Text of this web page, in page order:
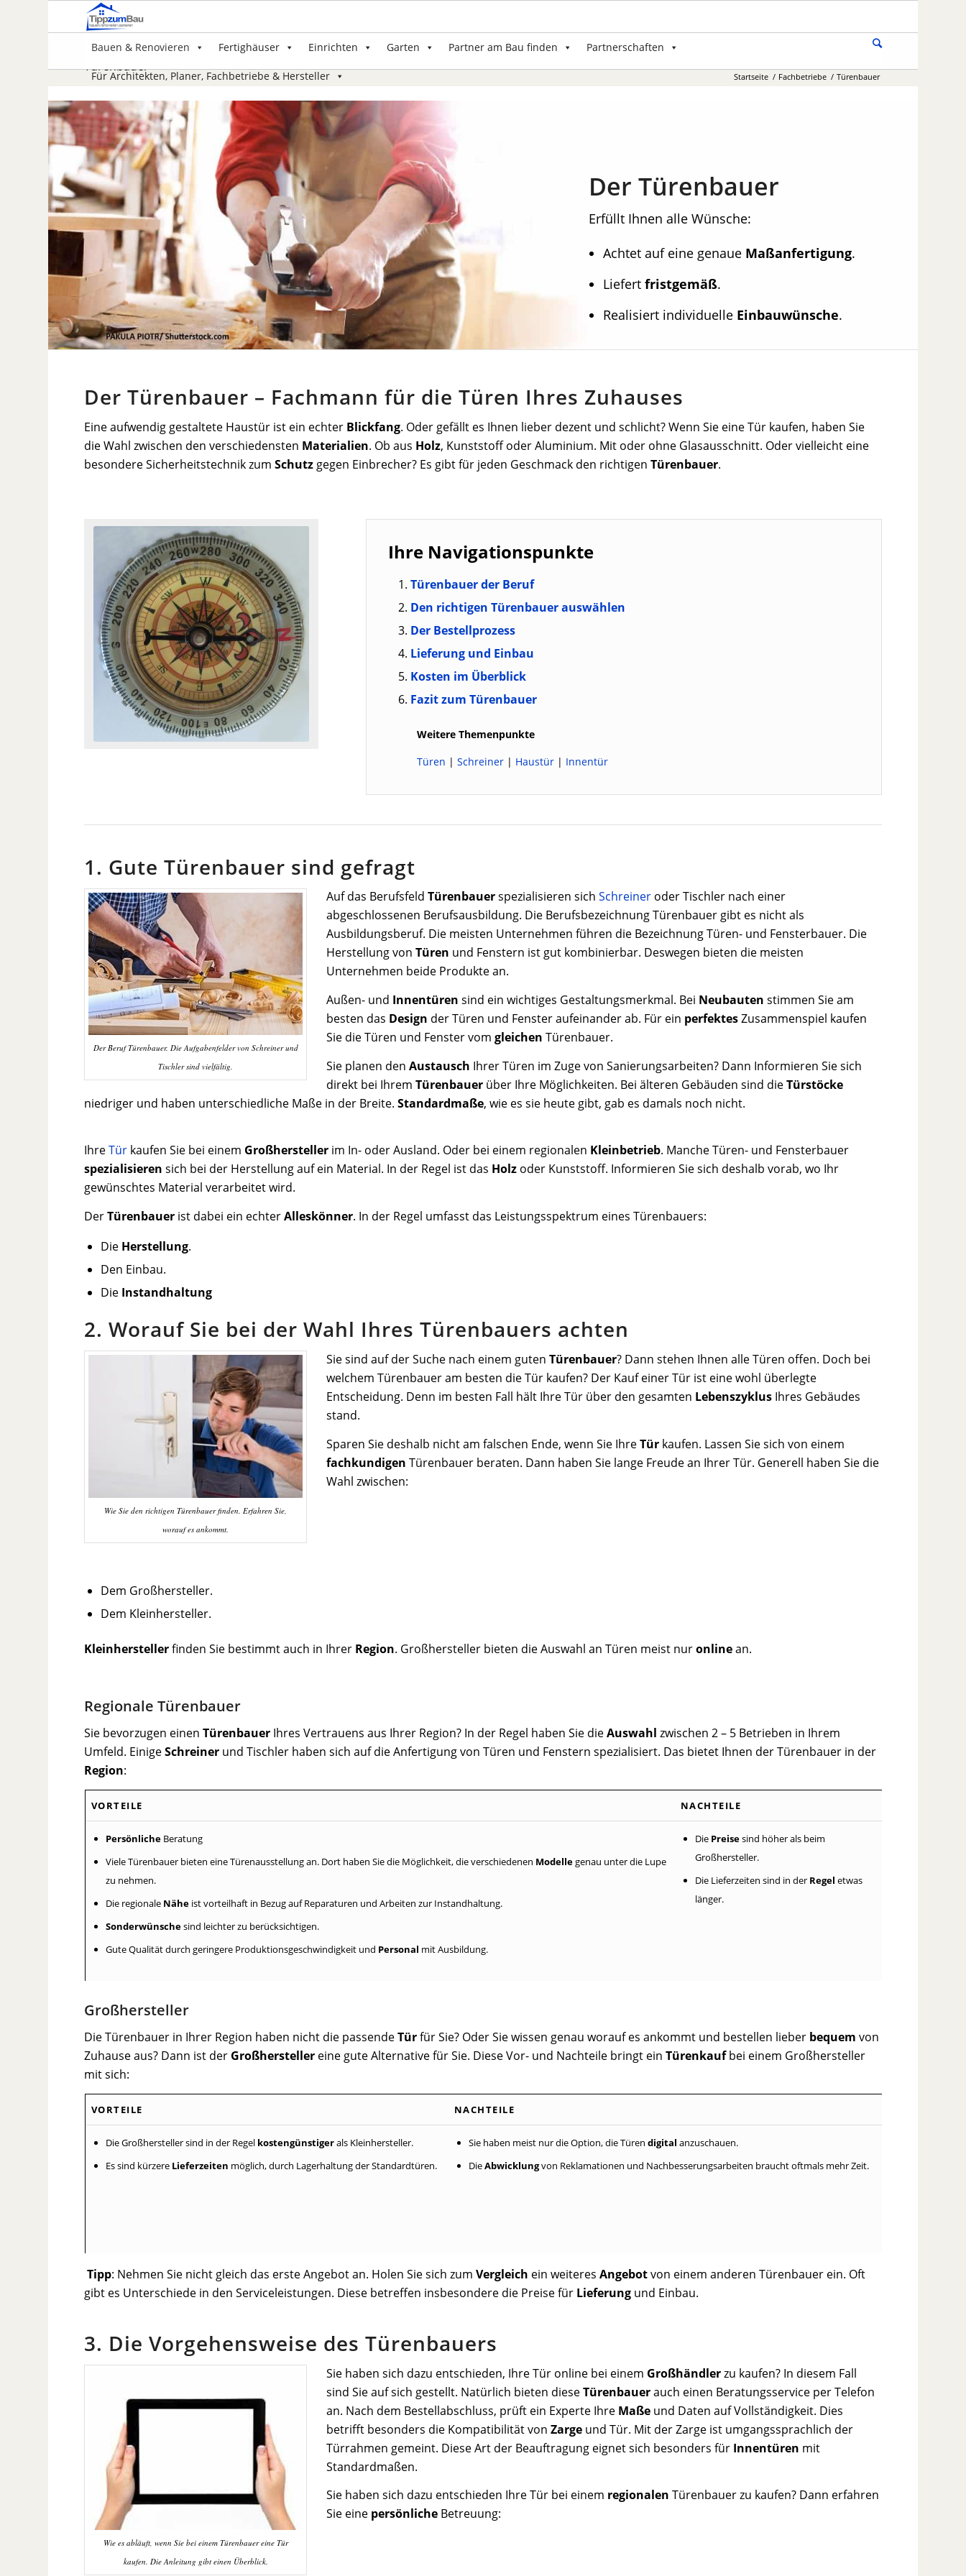
Bauen & Renovieren Fertighäuser Einrichten Garten Partner am Bau finden Partnerschaften
Für Architekten, Planer, Fachbetriebe & Hersteller
Türenbauer
Startseite / Fachbetriebe / Türenbauer
Der Türenbauer
Erfüllt Ihnen alle Wünsche:
Achtet auf eine genaue Maßanfertigung.
Liefert fristgemäß.
Realisiert individuelle Einbauwünsche.
Der Türenbauer – Fachmann für die Türen Ihres Zuhauses
Eine aufwendig gestaltete Haustür ist ein echter Blickfang. Oder gefällt es Ihnen lieber dezent und schlicht? Wenn Sie eine Tür kaufen, haben Sie
die Wahl zwischen den verschiedensten Materialien. Ob aus Holz, Kunststoff oder Aluminium. Mit oder ohne Glasausschnitt. Oder vielleicht eine
besondere Sicherheitstechnik zumSchutz gegen Einbrecher? Es gibt für jeden Geschmack den richtigenTürenbauer.
Ihre Navigationspunkte
Türenbauer der Beruf
Den richtigen Türenbauer auswählen
Der Bestellprozess
Lieferung und Einbau
Kosten im Überblick
Fazit zum Türenbauer
Weitere Themenpunkte
Türen |Schreiner | Haustür | Innentür
1. Gute Türenbauer sind gefragt
Der Beruf Türenbauer. Die Aufgabenfelder von Schreiner und
Tischler sind vielfältig.
Auf das BerufsfeldTürenbauerspezialisieren sichSchreiner oder Tischler nach einer
abgeschlossenen Berufsausbildung. Die Berufsbezeichnung Türenbauer gibt es nicht als
Ausbildungsberuf. Die meisten Unternehmen führen die Bezeichnung Türen- und Fensterbauer. Die
Herstellung vonTüren und Fenstern ist gut kombinierbar. Deswegen bieten die meisten
Unternehmen beide Produkte an.
Außen- und Innentüren sind ein wichtiges Gestaltungsmerkmal. Bei Neubauten stimmen Sie am
besten das Design der Türen und Fenster aufeinander ab. Für ein perfektesZusammenspiel kaufen
Sie die Türen und Fenster vomgleichen Türenbauer.
Sie planen denAustausch Ihrer Türen im Zuge von Sanierungsarbeiten? Dann Informieren Sie sich
direkt bei IhremTürenbauer über Ihre Möglichkeiten. Bei älteren Gebäuden sind dieTürstöcke
niedriger und haben unterschiedliche Maße in der Breite.Standardmaße, wie es sie heute gibt, gab es damals noch nicht.
IhreTür kaufen Sie bei einem Großhersteller im In- oder Ausland. Oder bei einem regionalen Kleinbetrieb. Manche Türen- und Fensterbauer
spezialisieren sich bei der Herstellung auf ein Material. In der Regel ist das Holz oder Kunststoff. Informieren Sie sich deshalb vorab, wo Ihr
gewünschtes Material verarbeitet wird.
DerTürenbauer ist dabei ein echterAlleskönner. In der Regel umfasst das Leistungsspektrum eines Türenbauers:
Die Herstellung.
Den Einbau.
Die Instandhaltung
2. Worauf Sie bei der Wahl Ihres Türenbauers achten
Wie Sie den richtigen Türenbauer finden. Erfahren Sie,
worauf es ankommt.
Sie sind auf der Suche nach einem gutenTürenbauer? Dann stehen Ihnen alle Türen offen. Doch bei
welchem Türenbauer am besten die Tür kaufen? Der Kauf einer Tür ist eine wohl überlegte
Entscheidung. Denn im besten Fall hält Ihre Tür über den gesamten Lebenszyklus Ihres Gebäudes
stand.
Sparen Sie deshalb nicht am falschen Ende, wenn Sie IhreTür kaufen. Lassen Sie sich von einem
fachkundigen Türenbauer beraten. Dann haben Sie lange Freude an Ihrer Tür. Generell haben Sie die
Wahl zwischen:
Dem Großhersteller.
Dem Kleinhersteller.
Kleinherstellerfinden Sie bestimmt auch in Ihrer Region. Großhersteller bieten die Auswahl an Türen meist nuronlinean.
Regionale Türenbauer
Sie bevorzugen einenTürenbauer Ihres Vertrauens aus Ihrer Region? In der Regel haben Sie dieAuswahl zwischen 2 – 5 Betrieben in Ihrem
Umfeld. EinigeSchreiner und Tischler haben sich auf die Anfertigung von Türen und Fenstern spezialisiert. Das bietet Ihnen der Türenbauer in der
Region:
VORTEILE NACHTEILE
PersönlicheBeratung
Viele Türenbauer bieten eine Türenausstellung an. Dort haben Sie die Möglichkeit, die verschiedenen Modellegenau unter die Lupe
zu nehmen.
Die regionale Näheist vorteilhaft in Bezug auf Reparaturen und Arbeiten zur Instandhaltung.
Sonderwünschesind leichter zu berücksichtigen.
Gute Qualität durch geringere Produktionsgeschwindigkeit und Personal mit Ausbildung.
Die Preisesind höher als beim
Großhersteller.
Die Lieferzeiten sind in der Regel etwas
länger.
Großhersteller
Die Türenbauer in Ihrer Region haben nicht die passendeTürfür Sie? Oder Sie wissen genau worauf es ankommt und bestellen lieber bequem von
Zuhause aus? Dann ist der Großhersteller eine gute Alternative für Sie. Diese Vor- und Nachteile bringt einTürenkaufbei einem Großhersteller
mit sich:
VORTEILE NACHTEILE
Die Großhersteller sind in der Regel kostengünstigerals Kleinhersteller.
Es sind kürzere Lieferzeiten möglich, durch Lagerhaltung der Standardtüren.
Sie haben meist nur die Option, die Türen digital anzuschauen.
DieAbwicklungvon Reklamationen und Nachbesserungsarbeiten braucht oftmals mehr Zeit.
Tipp: Nehmen Sie nicht gleich das erste Angebot an. Holen Sie sich zumVergleich ein weiteresAngebotvon einem anderen Türenbauer ein. Oft
gibt es Unterschiede in den Serviceleistungen. Diese betreffen insbesondere die Preise für Lieferung und Einbau.
3. Die Vorgehensweise des Türenbauers
Wie es abläuft, wenn Sie bei einem Türenbauer eine Tür
kaufen. Die Anleitung gibt einen Überblick.
Sie haben sich dazu entschieden, Ihre Tür online bei einem Großhändlerzu kaufen? In diesem Fall
sind Sie auf sich gestellt. Natürlich bieten dieseTürenbauerauch einen Beratungsservice per Telefon
an. Nach dem Bestellabschluss, prüft ein Experte Ihre Maße und Daten auf Vollständigkeit. Dies
betrifft besonders die Kompatibilität vonZarge und Tür. Mit der Zarge ist umgangssprachlich der
Türrahmen gemeint. Diese Art der Beauftragung eignet sich besonders für Innentüren mit
Standardmaßen.
Sie haben sich dazu entschieden Ihre Tür bei einem regionalen Türenbauer zu kaufen? Dann erfahren
Sie eine persönliche Betreuung: